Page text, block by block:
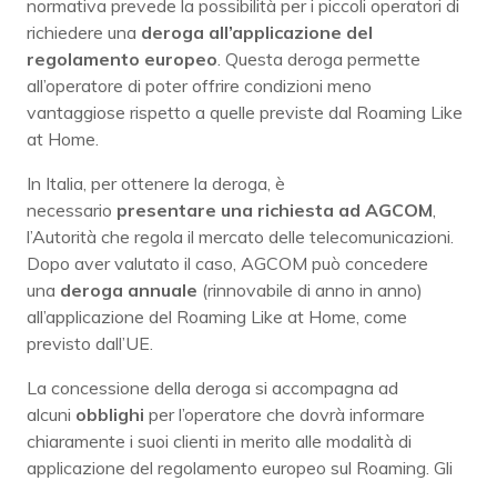
normativa prevede la possibilità per i piccoli operatori di
richiedere una deroga all’applicazione del
regolamento europeo . Questa deroga permette
all’operatore di poter offrire condizioni meno
vantaggiose rispetto a quelle previste dal Roaming Like
at Home.
In Italia, per ottenere la deroga, è
necessario presentare una richiesta ad AGCOM
l’Autorità che regola il mercato delle telecomunicazioni.
Dopo aver valutato il caso, AGCOM può concedere
una deroga annuale (rinnovabile di anno in anno)
all’applicazione del Roaming Like at Home, come
previsto dall’UE.
La concessione della deroga si accompagna ad
alcuni obblighi per l’operatore che dovrà informare
chiaramente i suoi clienti in merito alle modalità di
applicazione del regolamento europeo sul Roaming. Gli